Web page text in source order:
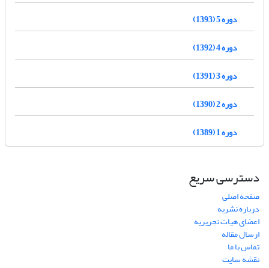
دوره 5 (1393)
دوره 4 (1392)
دوره 3 (1391)
دوره 2 (1390)
دوره 1 (1389)
دسترسی سریع
صفحه اصلی
درباره نشریه
اعضای هیات تحریریه
ارسال مقاله
تماس با ما
نقشه سایت